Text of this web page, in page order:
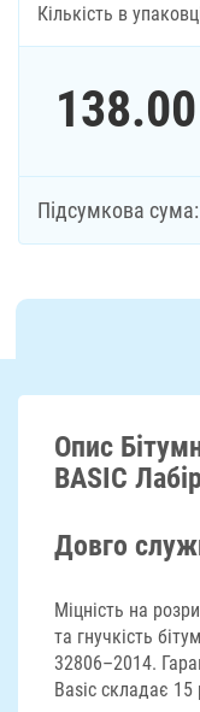
Кількість в
138.00
Підсумкова сума:
Опис
BASIC
Довго
Міцність на
та гнучкість
32806–2014.
Basic складає 15